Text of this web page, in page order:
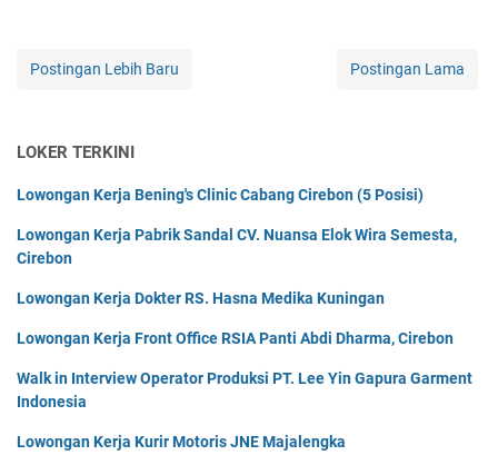
Postingan Lebih Baru Postingan Lama
LOKER TERKINI
Lowongan Kerja Bening's Clinic Cabang Cirebon (5 Posisi)
Lowongan Kerja Pabrik Sandal CV. Nuansa Elok Wira Semesta,
Cirebon
Lowongan Kerja Dokter RS. Hasna Medika Kuningan
Lowongan Kerja Front Office RSIA Panti Abdi Dharma, Cirebon
Walk in Interview Operator Produksi PT. Lee Yin Gapura Garment
Indonesia
Lowongan Kerja Kurir Motoris JNE Majalengka